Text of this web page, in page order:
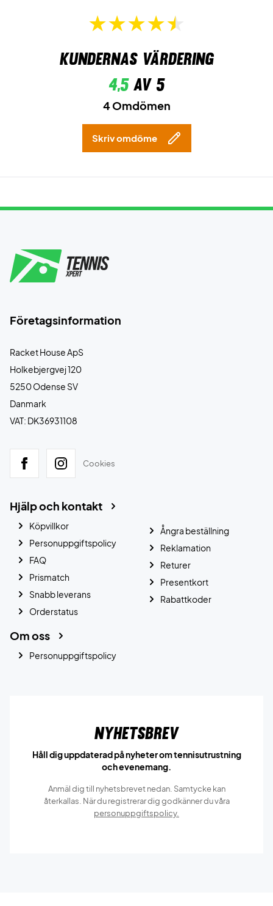
Kundernas värdering
4,5av 5
4 Omdömen
Skriv omdöme
Företagsinformation
Racket House ApS
Holkebjergvej 120
5250 Odense SV
Danmark
VAT: DK36931108
Cookies
Hjälp och kontakt
Köpvillkor
Personuppgiftspolicy
FAQ
Prismatch
Snabb leverans
Orderstatus
Ångra beställning
Reklamation
Returer
Presentkort
Rabattkoder
Om oss
Personuppgiftspolicy
Nyhetsbrev
Håll dig uppdaterad på nyheter om tennisutrustning
och evenemang.
Anmäl dig till nyhetsbrevet nedan. Samtycke kan
återkallas. När du registrerar dig godkänner du våra
personuppgiftspolicy.